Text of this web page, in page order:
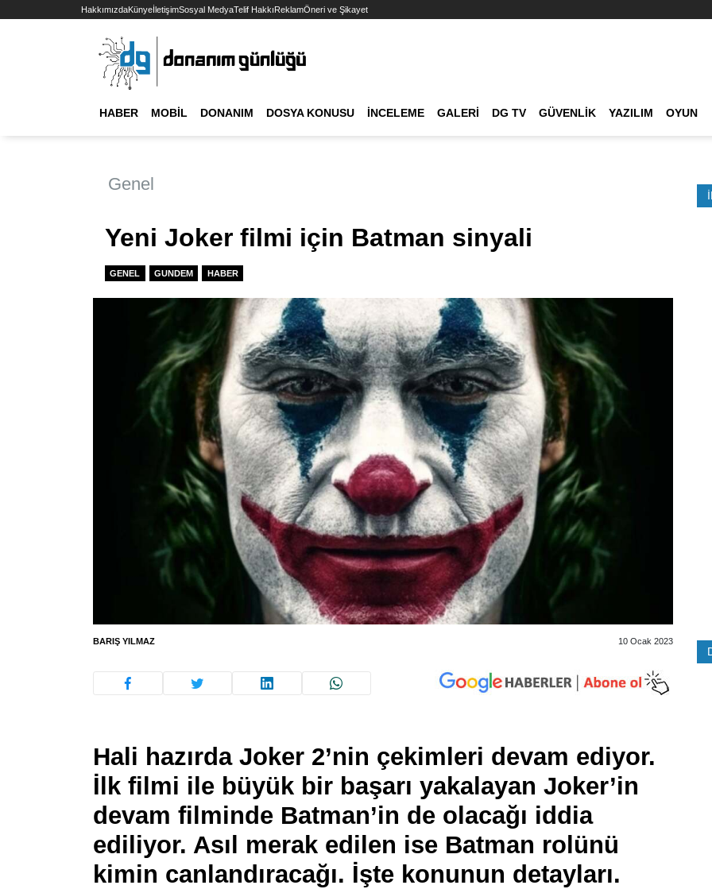
HakkımızdaKünyeİletişimSosyal MedyaTelif HakkıReklamÖneri ve Şikayet
HABER MOBIL DONANIM DOSYA KONUSU İNCELEME GALERI DG TV GÜVENLIK YAZILIM OYUN
Genel
Yeni Joker filmi için Batman sinyali
GENEL GUNDEM HABER
BARIŞ YILMAZ 10 Ocak 2023
Hali hazırda Joker 2’nin çekimleri devam ediyor.
İlk filmi ile büyük bir başarı yakalayan Joker’in
devam filminde Batman’in de olacağı iddia
ediliyor. Asıl merak edilen ise Batman rolünü
kimin canlandıracağı. İşte konunun detayları.